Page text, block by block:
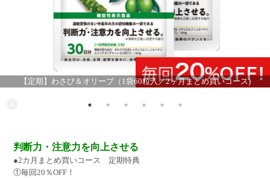
【定期】わさび＆オリーブ（1袋60粒入／2ヶ月まとめ買いコース)
判断力・注意力を向上させる
●2カ月まとめ買いコース 定期特典
①毎回20％OFF！